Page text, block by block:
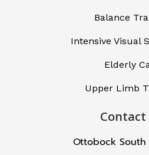
Balance
Intensive Visual
Elderly
Upper Limb
Contact
Ottobock South